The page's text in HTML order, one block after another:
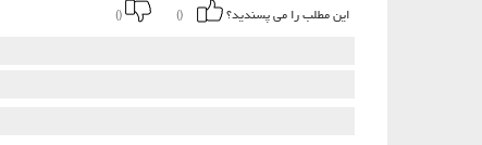
این مطلب را می پسندید؟
()
()